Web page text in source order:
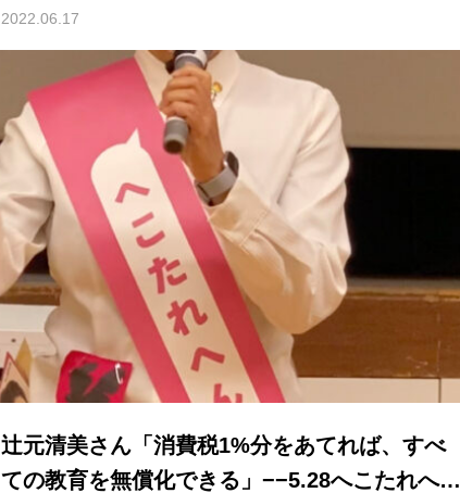
2022.06.17
辻元清美さん「消費税1%分をあてれば、すべ
ての教育を無償化できる」−−5.28へこたれへん